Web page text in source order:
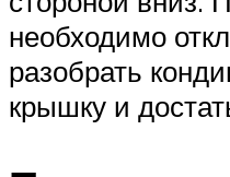
необходимо
разобрать
крышку и